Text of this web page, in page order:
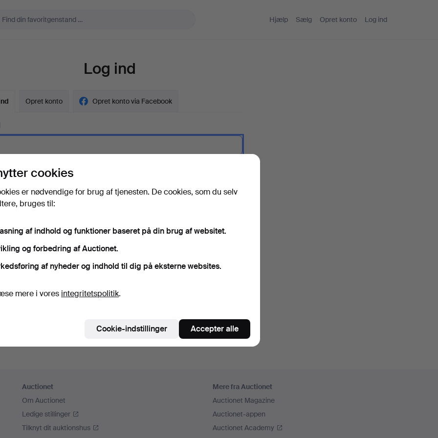
Hjælp Sælg Opret konto Log ind
Log ind
Opret konto Opret konto via Facebook
mig
Auctionet
Om Auctionet
Ledige stillinger
Tilknyt dit auktionshus
Mere fra Auctionet
Auctionet Magazine
Auctionet-appen
Auctionet Academy
cookies
er nødvendige for brug af tjenesten. De cookies, som du selv
bruges til:
af indhold og funktioner baseret på din brug af websitet.
og forbedring af Auctionet.
af nyheder og indhold til dig på eksterne websites.
mere i vores integritetspolitik.
Cookie-indstillinger Accepter alle